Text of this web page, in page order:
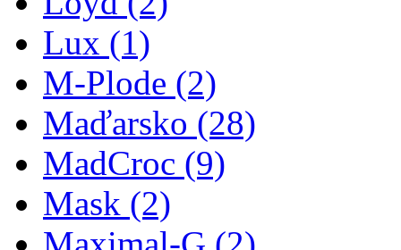
Lux (1)
M-Plode (2)
Maďarsko (28)
MadCroc (9)
Mask (2)